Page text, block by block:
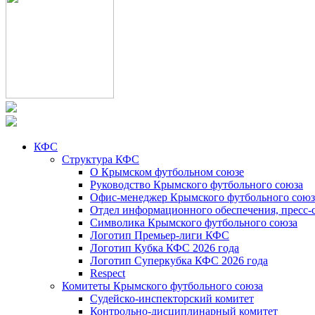
КФС
Структура КФС
О Крымском футбольном союзе
Руководство Крымского футбольного союза
Офис-менеджер Крымского футбольного
Отдел информационного обеспечения, пресс-
Символика Крымского футбольного союза
Логотип Премьер-лиги КФС
Логотип Кубка КФС 2026 года
Логотип Суперкубка КФС 2026 года
Respect
Комитеты Крымского футбольного союза
Судейско-инспекторский комитет
Контрольно-дисциплинарный комитет